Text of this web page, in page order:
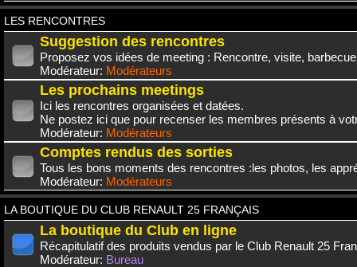
LES RENCONTRES
Suggestion des rencontres
Proposez vos idées de meeting : Rencontre, visite,
Modérateur: Modérateurs
Les prochains meetings
Ici les rencontres organisées et datées.
Ne postez ici que pour recenser les membres présents à
Modérateur: Modérateurs
Comptes rendus des sorties
Tous les bons moments des rencontres :les photos, les
Modérateur: Modérateurs
LA BOUTIQUE DU CLUB RENAULT 25 FRANÇAIS
La boutique du Club en ligne
Récapitulatif des produits vendus par le Club Renault 25
Modérateur: Bureau